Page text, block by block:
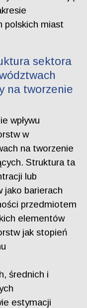
polskich miast
sektora
na tworzenie
wpływu
w
na tworzenie
Struktura ta
lub
jako barierach
przedmiotem
elementów
jak stopień
średnich i
estymacji